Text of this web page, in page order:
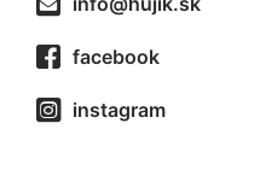
facebook
instagram